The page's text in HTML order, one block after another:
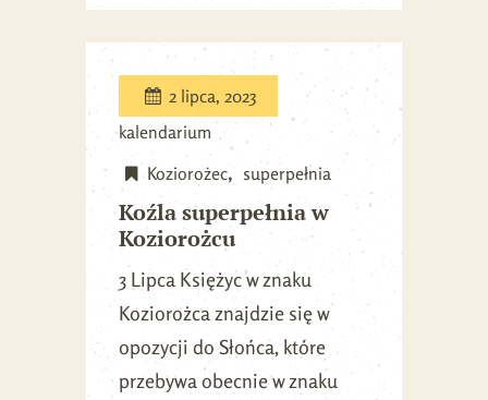
2 lipca, 2023
kalendarium
Koziorożec
superpełnia
Koźla superpełnia w
Koziorożcu
3 Lipca Księżyc w znaku
Koziorożca znajdzie się w
opozycji do Słońca, które
przebywa obecnie w znaku